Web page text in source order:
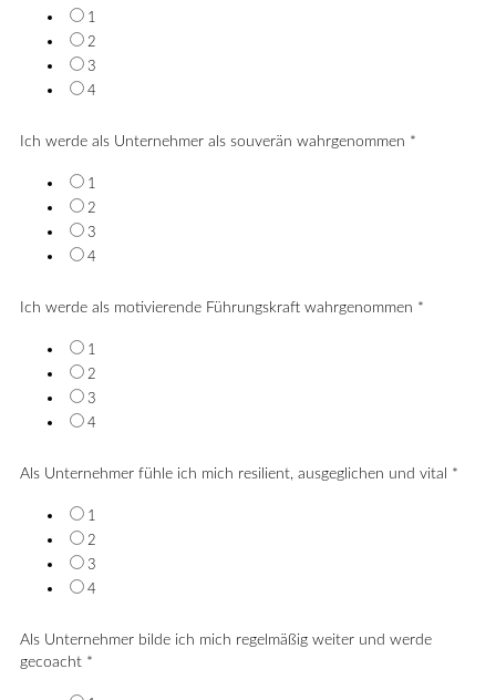
1
2
3
4
Ich werde als Unternehmer als souverän wahrgenommen *
1
2
3
4
Ich werde als motivierende Führungskraft wahrgenommen *
1
2
3
4
Als Unternehmer fühle ich mich resilient, ausgeglichen und vital *
1
2
3
4
Als Unternehmer bilde ich mich regelmäßig weiter und werde
gecoacht *